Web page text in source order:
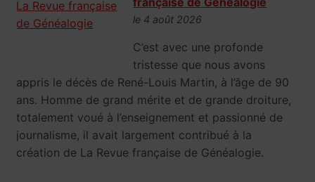
le 4 août 2026
C’est avec une profonde
tristesse que nous avons
appris le décès de René-Louis Martin, à l’âge de 90
ans. Homme de grand mérite et de grande droiture,
totalement voué à l’enseignement et passionné de
journalisme, il avait largement contribué à la
création de La Revue française de Généalogie.